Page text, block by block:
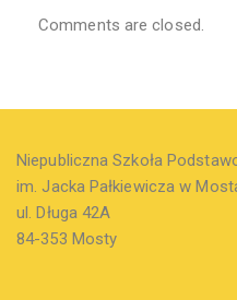
Comments are closed.
Niepubliczna Szkoła
im. Jacka Pałkiewicza w
ul. Długa 42A
84-353 Mosty